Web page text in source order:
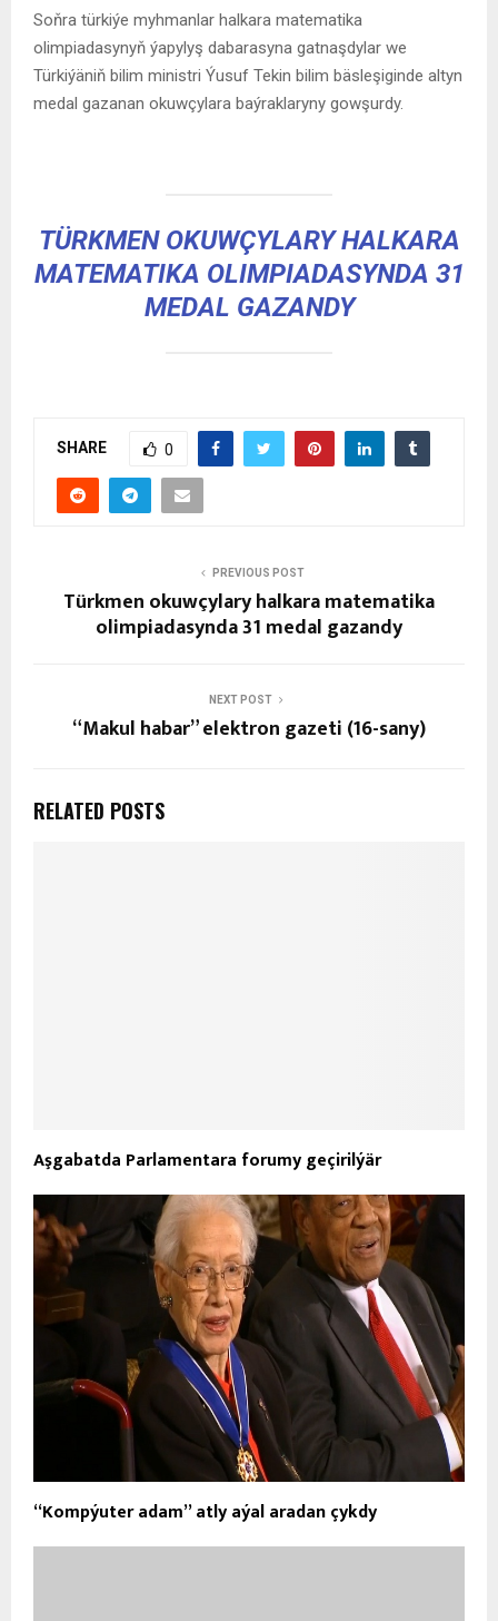
Soňra türkiýe myhmanlar halkara matematika
olimpiadasynyň ýapylyş dabarasyna gatnaşdylar we
Türkiýäniň bilim ministri Ýusuf Tekin bilim bäsleşiginde altyn
medal gazanan okuwçylara baýraklaryny gowşurdy.
TÜRKMEN OKUWÇYLARY HALKARA
MATEMATIKA OLIMPIADASYNDA 31
MEDAL GAZANDY
SHARE 0
PREVIOUS POST
Türkmen okuwçylary halkara matematika
olimpiadasynda 31 medal gazandy
NEXT POST
“Makul habar” elektron gazeti (16-sany)
RELATED POSTS
Aşgabatda Parlamentara forumy geçirilýär
“Kompýuter adam” atly aýal aradan çykdy